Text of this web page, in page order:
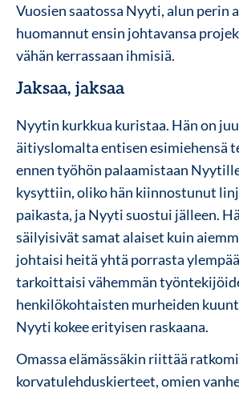
Vuosien saatossa Nyyti, alun perin
huomannut ensin johtavansa
vähän kerrassaan ihmisiä.
Jaksaa, jaksaa
Nyytin kurkkua kuristaa. Hän on
äitiyslomalta entisen esimiehensä
ennen työhön palaamistaan
kysyttiin, oliko hän kiinnostunut
paikasta, ja Nyyti suostui jälleen.
säilyisivät samat alaiset kuin
johtaisi heitä yhtä porrasta
tarkoittaisi vähemmän
henkilökohtaisten murheiden
Nyyti kokee erityisen raskaana.
Omassa elämässäkin riittää
korvatulehduskierteet, omien